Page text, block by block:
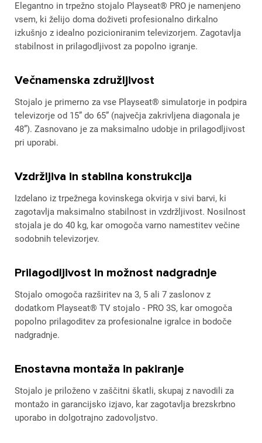
Elegantno in trpežno stojalo Playseat® PRO je namenjeno
vsem, ki želijo doma doživeti profesionalno dirkalno
izkušnjo z idealno pozicioniranim televizorjem. Zagotavlja
stabilnost in prilagodljivost za popolno igranje.
Večnamenska združljivost
Stojalo je primerno za vse Playseat® simulatorje in podpira
televizorje od 15” do 65” (največja zakrivljena diagonala je
48”). Zasnovano je za maksimalno udobje in prilagodljivost
pri uporabi.
Vzdržljiva in stabilna konstrukcija
Izdelano iz trpežnega kovinskega okvirja v sivi barvi, ki
zagotavlja maksimalno stabilnost in vzdržljivost. Nosilnost
stojala je do 40 kg, kar omogoča varno namestitev večine
sodobnih televizorjev.
Prilagodljivost in možnost nadgradnje
Stojalo omogoča razširitev na 3, 5 ali 7 zaslonov z
dodatkom Playseat® TV stojalo - PRO 3S, kar omogoča
popolno prilagoditev za profesionalne igralce in bodoče
nadgradnje.
Enostavna montaža in pakiranje
Stojalo je priloženo v zaščitni škatli, skupaj z navodili za
montažo in garancijsko izjavo, kar zagotavlja brezskrbno
uporabo in dolgotrajno zadovoljstvo.